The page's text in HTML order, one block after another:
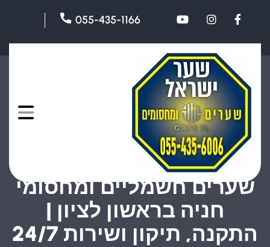
055-435-1166
שערים חשמליים ומחסומי
חניה בראשון לציון |
התקנה, תיקון ושירות 24/7